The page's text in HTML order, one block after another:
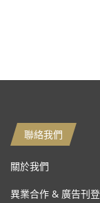
聯絡我們
關於我們
異業合作 & 廣告刊登